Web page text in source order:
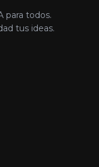
para todos.
tus ideas.